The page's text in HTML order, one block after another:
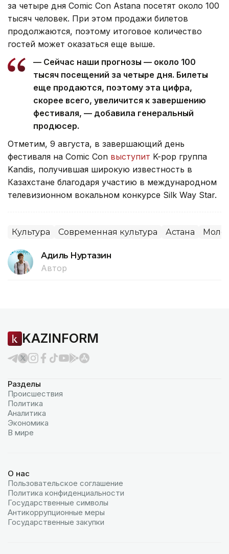
за четыре дня Comic Con Astana посетят около 100
тысяч человек. При этом продажи билетов
продолжаются, поэтому итоговое количество
гостей может оказаться еще выше.
— Сейчас наши прогнозы — около 100
тысяч посещений за четыре дня. Билеты
еще продаются, поэтому эта цифра,
скорее всего, увеличится к завершению
фестиваля, — добавила генеральный
продюсер.
Отметим, 9 августа, в завершающий день
фестиваля на Comic Con выступит K-pop группа
Kandis, получившая широкую известность в
Казахстане благодаря участию в международном
телевизионном вокальном конкурсе Silk Way Star.
Культура Современная культура Астана
Адиль Нуртазин
Автор
KAZINFORM
Разделы
Происшествия
Политика
Аналитика
Экономика
В мире
О нас
Пользовательское соглашение
Политика конфиденциальности
Государственные символы
Антикоррупционные меры
Государственные закупки